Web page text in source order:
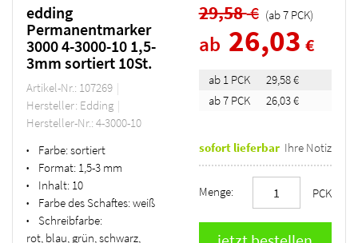
edding
Permanentmarker
3000 4-3000-10 1,5-
3mm sortiert 10St.
Artikel-Nr.: 107269
Hersteller: Edding
Hersteller-Nr.: 4-3000-10
• Farbe:sortiert
• Format: 1,5-3 mm
• Inhalt: 10
• Farbe des Schaftes:weiß
•
Schreibfarbe:
rot, blau, grün, schwarz,
29,58€ (ab7 PCK)
ab 26,03 €
ab 1 PCK
29,58 €
ab 7 PCK
26,03 €
sofort lieferbar Ihre Notiz
Menge: PCK